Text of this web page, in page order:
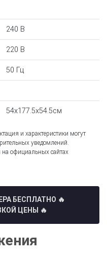
240 В
220 В
50 Гц
54x177.5x54.5см
и характеристики могут
уведомлений.
на официальных сайтах
БЕСПЛАТНО 🔥
ЦЕНЫ 🔥